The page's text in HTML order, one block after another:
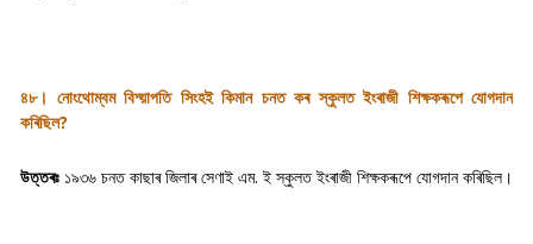
৪৮। নোংথোম্বম বিদ্য়াপতি সিংহই কিমান চনত কৰ স্কুলত ইংৰাজী শিক্ষকৰূপে যোগদান
কৰিছিল?
উত্তৰঃ ১৯৩৬ চনত কাছাৰ জিলাৰ সেণাই এম. ই স্কুলত ইংৰাজী শিক্ষকৰূপে যোগদান কৰিছিল।